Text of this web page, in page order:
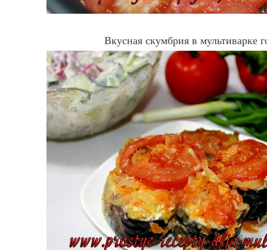
Вкусная скумбрия в мультиварке